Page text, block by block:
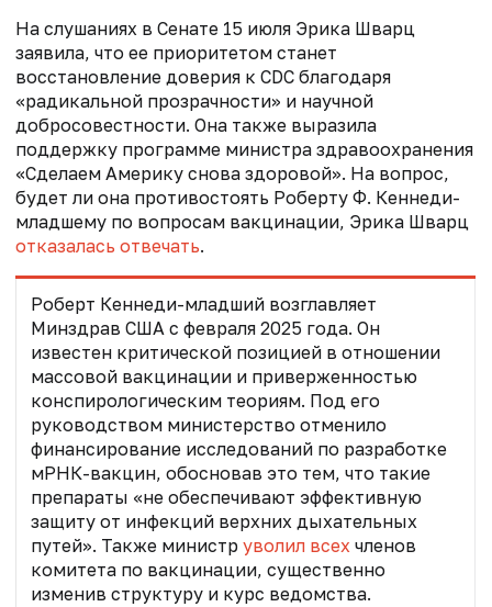
На слушаниях в Сенате 15 июля Эрика Шварц
заявила, что ее приоритетом станет
восстановление доверия к CDC благодаря
«радикальной прозрачности» и научной
добросовестности. Она также выразила
поддержку программе министра здравоохранения
«Сделаем Америку снова здоровой». На вопрос,
будет ли она противостоять Роберту Ф. Кеннеди-
младшему по вопросам вакцинации, Эрика Шварц
отказалась отвечать.
Роберт Кеннеди-младший возглавляет
Минздрав США с февраля 2025 года. Он
известен критической позицией в отношении
массовой вакцинации и приверженностью
конспирологическим теориям. Под его
руководством министерство отменило
финансирование исследований по разработке
мРНК-вакцин, обосновав это тем, что такие
препараты «не обеспечивают эффективную
защиту от инфекций верхних дыхательных
путей». Также министр уволил всехчленов
комитета по вакцинации, существенно
изменив структуру и курс ведомства.